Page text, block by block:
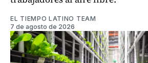
EL TIEMPO LATINO TEAM
7 de agosto de 2026